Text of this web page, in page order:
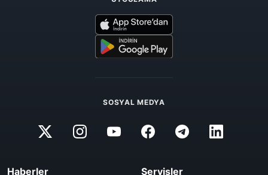
SOSYAL MEDYA
Haberler Servisler